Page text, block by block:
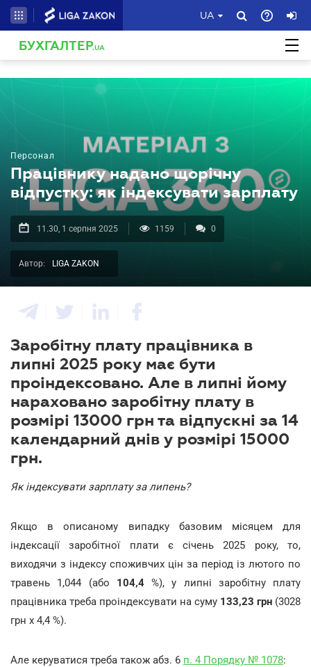
UA
БУХГАЛТЕР.UA
Персонал
Працівнику надано щорічну
відпустку: як індексувати зарплату
11.30, 1 серпня 2025 1159 0
Автор: LIGA ZAKON
Заробітну плату працівника в
липні 2025 року має бути
проіндексовано. Але в липні йому
нараховано заробітну плату в
розмірі 13000 грн та відпускні за 14
календарний днів у розмірі 15000
грн.
Як індексувати зарплату за липень?
Якщо в описаному випадку базовим місяцем для
індексації заробітної плати є січень 2025 року, то,
виходячи з індексу споживчих цін за період із лютого по
травень 1,044 (або 104,4%), у липні заробітну плату
працівника треба проіндексувати на суму 133,23 грн (3028
грн х 4,4 %).
Але керуватися треба також абз. 6 п. 4 Порядку № 1078: